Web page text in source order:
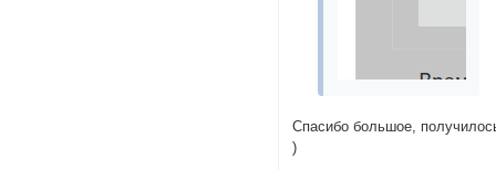
Спасибо большое,
)